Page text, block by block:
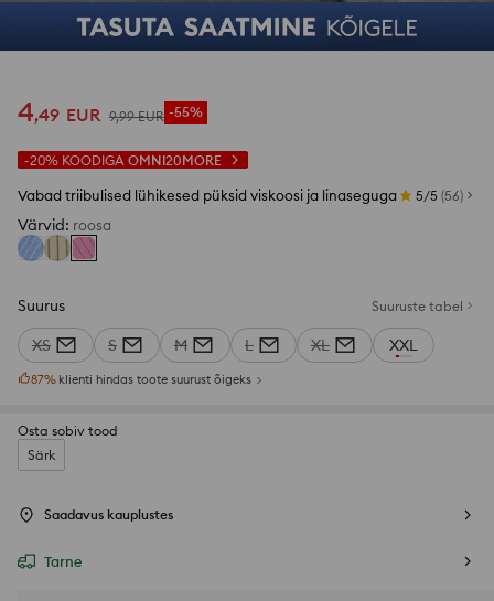
4,49 EUR 9,99 EUR -55%
-20% KOODIGA OMNI20MORE
Vabad triibulised lühikesed püksid viskoosi ja linaseguga 5/5 (56)
Värvid: roosa
Suurus Suuruste tabel
XS S M L XL XXL
87% klienti hindas toote suurust õigeks
Osta sobiv tood
Särk
Saadavus kauplustes
Tarne